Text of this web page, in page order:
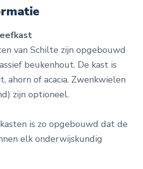
van Schilte zijn opgebouwd
beukenhout. De kast is
ahorn of acacia. Zwenkwielen
zijn optioneel.
is zo opgebouwd dat de
elk onderwijskundig